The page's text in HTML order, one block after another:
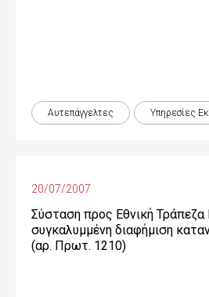
Αυτεπάγγελτες Υπηρεσίες
20/07/2007
Σύσταση προς Εθνική Τράπεζα
συγκαλυμμένη διαφήμιση
(αρ. Πρωτ. 1210)